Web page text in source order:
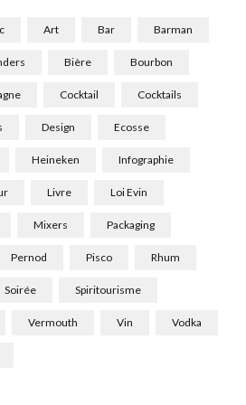
Art Bar Barman
Bière Bourbon
Cocktail Cocktails
Design Ecosse
Heineken Infographie
Livre Loi Evin
Mixers Packaging
Pernod Pisco Rhum
Soirée Spiritourisme
Vermouth Vin Vodka